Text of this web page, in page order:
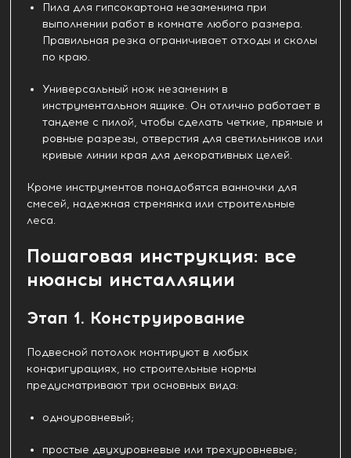
Пила для гипсокартона незаменима при
выполнении работ в комнате любого размера.
Правильная резка ограничивает отходы и сколы
по краю.
Универсальный нож незаменим в
инструментальном ящике. Он отлично работает в
тандеме с пилой, чтобы сделать четкие, прямые и
ровные разрезы, отверстия для светильников или
кривые линии края для декоративных целей.
Кроме инструментов понадобятся ванночки для
смесей, надежная стремянка или строительные
леса.
Пошаговая инструкция: все
нюансы инсталляции
Этап 1. Конструирование
Подвесной потолок монтируют в любых
конфигурациях, но строительные нормы
предусматривают три основных вида:
одноуровневый;
простые двухуровневые или трехуровневые;